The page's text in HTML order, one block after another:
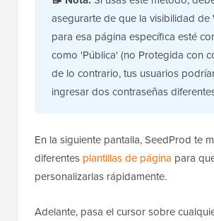
asegurarte de que la visibilidad de
para esa página específica esté
como 'Pública' (no Protegida con
de lo contrario, tus usuarios
ingresar dos contraseñas
En la siguiente pantalla, SeedProd te
diferentes plantillas de página para
personalizarlas rápidamente.
Adelante, pasa el cursor sobre